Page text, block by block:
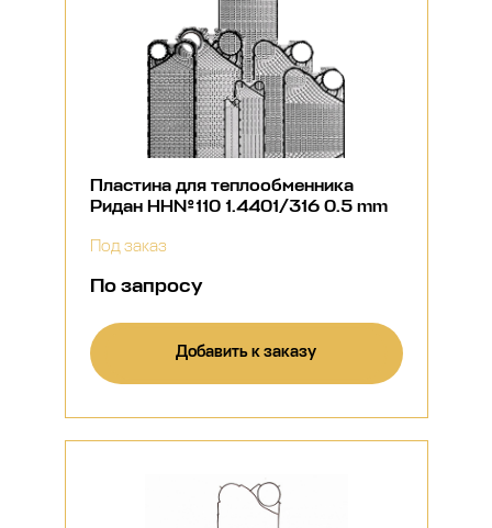
Пластина для теплообменника
Ридан НН№110 1.4401/316 0.5 mm
Под заказ
По запросу
Добавить к заказу